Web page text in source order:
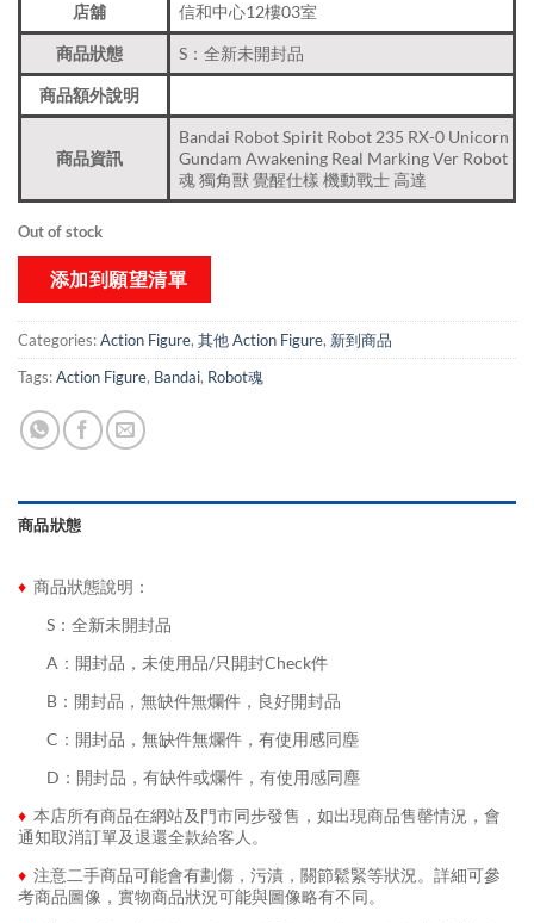
店舖 信和中心12樓03室
商品狀態 S：全新未開封品
商品額外說明
商品資訊
Bandai Robot Spirit Robot 235 RX-0 Unicorn
Gundam Awakening Real Marking Ver Robot
魂 獨角獸 覺醒仕樣 機動戰士 高達
Out of stock
添加到願望清單
Categories:Action Figure, 其他 Action Figure, 新到商品​
Tags:Action Figure, Bandai, Robot魂
商品狀態
♦ 商品狀態說明：
S：全新未開封品
A：開封品，未使用品/只開封Check件
B：開封品，無缺件無爛件，良好開封品
C：開封品，無缺件無爛件，有使用感同塵
D：開封品，有缺件或爛件，有使用感同塵
♦ 本店所有商品在網站及門市同步發售，如出現商品售罄情況，會
通知取消訂單及退還全款給客人。
♦ 注意二手商品可能會有劃傷，污漬，關節鬆緊等狀況。詳細可參
考商品圖像，實物商品狀況可能與圖像略有不同。